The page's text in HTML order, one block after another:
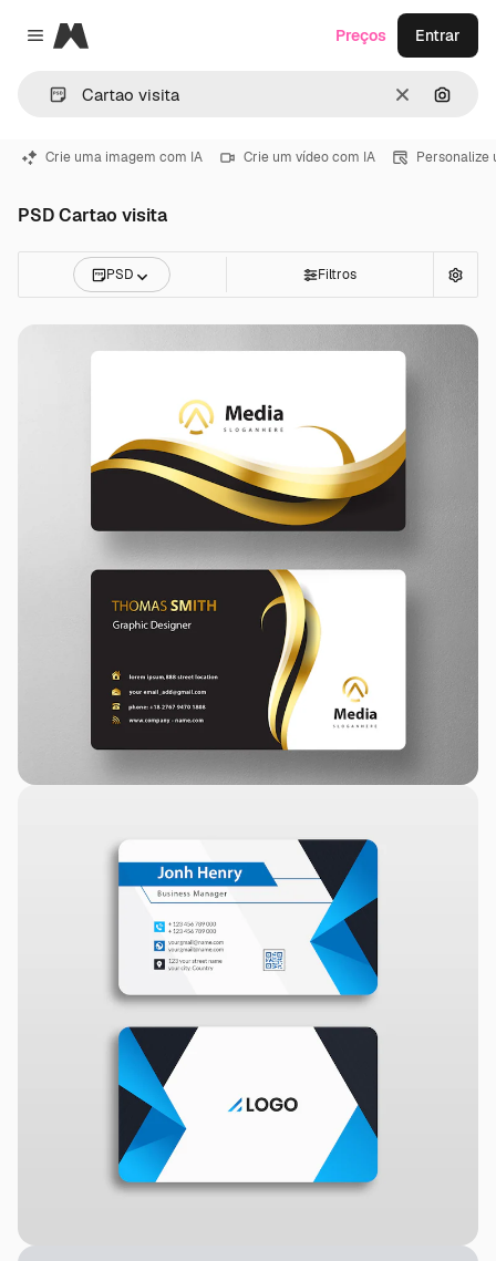
Close menu
Magnific
Limpar
Preços Entrar
Crie uma imagem com IA Crie um vídeo com IA Personalize
PSD Cartao visita
PSD Filtros